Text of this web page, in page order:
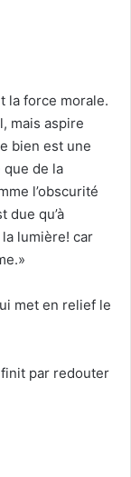
la force morale.
mais aspire
bien est une
de la
l’obscurité
due qu’à
lumière! car
met en relief le
par redouter